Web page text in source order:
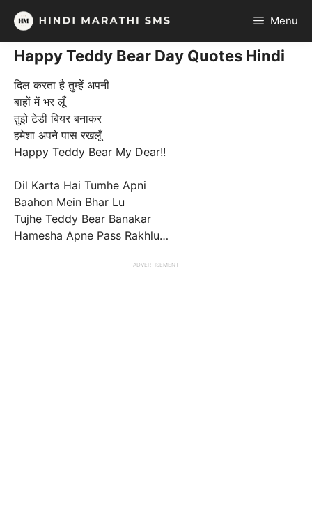
Skip
content
Menu
Happy Teddy Bear Day Quotes Hindi
दिल करता है तुम्हें अपनी
बाहों में भर लूँ
तुझे टेडी बियर बनाकर
हमेशा अपने पास रखलूँ
Happy Teddy Bear My Dear!!
Dil Karta Hai Tumhe Apni
Baahon Mein Bhar Lu
Tujhe Teddy Bear Banakar
Hamesha Apne Pass Rakhlu…
ADVERTISEMENT